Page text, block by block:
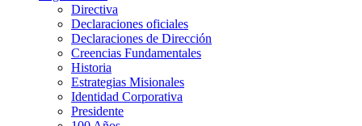
Directiva
Declaraciones oficiales
Declaraciones de Dirección
Creencias Fundamentales
Historia
Estrategias Misionales
Identidad Corporativa
Presidente